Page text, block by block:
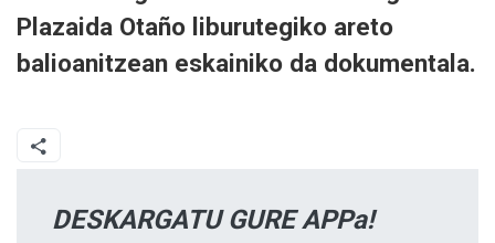
Plazaida Otaño liburutegiko areto
balioanitzean eskainiko da dokumentala.
DESKARGATU GURE APPa!